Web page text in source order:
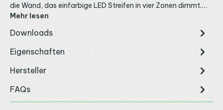
die Wand, das einfarbige LED Streifen in vier Zonen dimmt.…
Mehr lesen
Downloads
Eigenschaften
Hersteller
FAQs